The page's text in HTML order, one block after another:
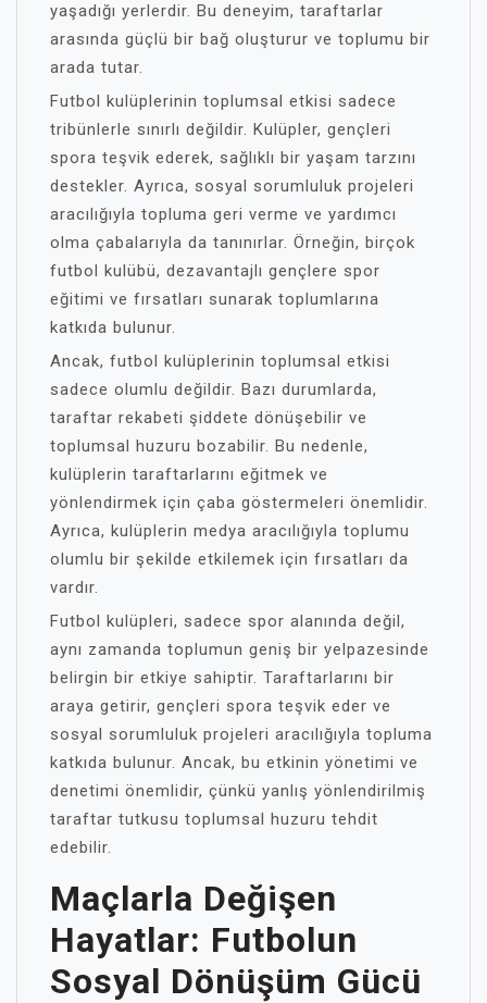
yaşadığı yerlerdir. Bu deneyim, taraftarlar
arasında güçlü bir bağ oluşturur ve toplumu bir
arada tutar.
Futbol kulüplerinin toplumsal etkisi sadece
tribünlerle sınırlı değildir. Kulüpler, gençleri
spora teşvik ederek, sağlıklı bir yaşam tarzını
destekler. Ayrıca, sosyal sorumluluk projeleri
aracılığıyla topluma geri verme ve yardımcı
olma çabalarıyla da tanınırlar. Örneğin, birçok
futbol kulübü, dezavantajlı gençlere spor
eğitimi ve fırsatları sunarak toplumlarına
katkıda bulunur.
Ancak, futbol kulüplerinin toplumsal etkisi
sadece olumlu değildir. Bazı durumlarda,
taraftar rekabeti şiddete dönüşebilir ve
toplumsal huzuru bozabilir. Bu nedenle,
kulüplerin taraftarlarını eğitmek ve
yönlendirmek için çaba göstermeleri önemlidir.
Ayrıca, kulüplerin medya aracılığıyla toplumu
olumlu bir şekilde etkilemek için fırsatları da
vardır.
Futbol kulüpleri, sadece spor alanında değil,
aynı zamanda toplumun geniş bir yelpazesinde
belirgin bir etkiye sahiptir. Taraftarlarını bir
araya getirir, gençleri spora teşvik eder ve
sosyal sorumluluk projeleri aracılığıyla topluma
katkıda bulunur. Ancak, bu etkinin yönetimi ve
denetimi önemlidir, çünkü yanlış yönlendirilmiş
taraftar tutkusu toplumsal huzuru tehdit
edebilir.
Maçlarla Değişen
Hayatlar: Futbolun
Sosyal Dönüşüm Gücü